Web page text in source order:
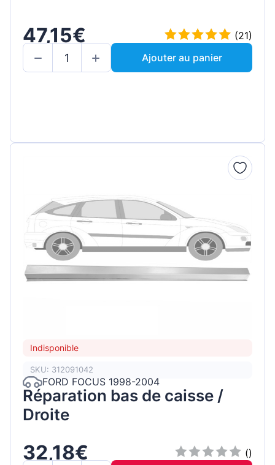
47,15€
(21)
Ajouter au panier
Indisponible
SKU: 312091042
FORD FOCUS 1998-2004
Réparation bas de caisse /
Droite
32,18€
()